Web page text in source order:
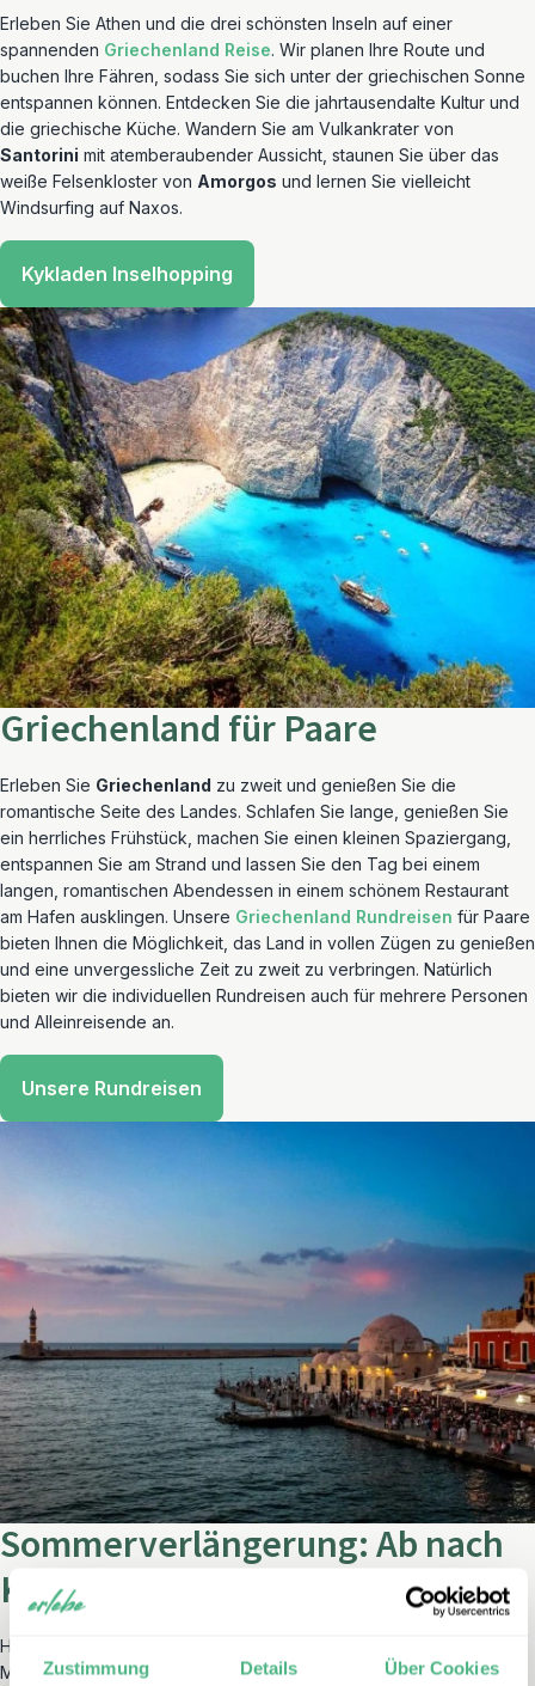
Zustimmung Details Über Cookies
Erleben Sie Athen und die drei schönsten Inseln auf einer
spannenden Griechenland Reise. Wir planen Ihre Route und
buchen Ihre Fähren, sodass Sie sich unter der griechischen Sonne
entspannen können. Entdecken Sie die jahrtausendalte Kultur und
die griechische Küche. Wandern Sie am Vulkankrater von
Santorini mit atemberaubender Aussicht, staunen Sie über das
weiße Felsenkloster von Amorgos und lernen Sie vielleicht
Windsurfing auf Naxos.
Kykladen Inselhopping
Griechenland für Paare
Erleben Sie Griechenland zu zweit und genießen Sie die
romantische Seite des Landes. Schlafen Sie lange, genießen Sie
ein herrliches Frühstück, machen Sie einen kleinen Spaziergang,
entspannen Sie am Strand und lassen Sie den Tag bei einem
langen, romantischen Abendessen in einem schönem Restaurant
am Hafen ausklingen. Unsere Griechenland Rundreisen für Paare
bieten Ihnen die Möglichkeit, das Land in vollen Zügen zu genießen
und eine unvergessliche Zeit zu zweit zu verbringen. Natürlich
bieten wir die individuellen Rundreisen auch für mehrere Personen
und Alleinreisende an.
Unsere Rundreisen
Sommerverlängerung: Ab nach
Kreta
Hellas! Auf
Mittelmeer zu schwimmen oder im Pool zu entspannen. Verlängern